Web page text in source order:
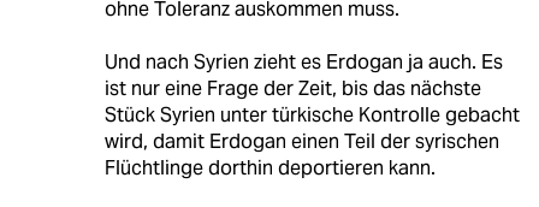
ohne Toleranz auskommen muss.
Und nach Syrien zieht es Erdogan ja auch. Es
ist nur eine Frage der Zeit, bis das nächste
Stück Syrien unter türkische Kontrolle gebacht
wird, damit Erdogan einen Teil der syrischen
Flüchtlinge dorthin deportieren kann.